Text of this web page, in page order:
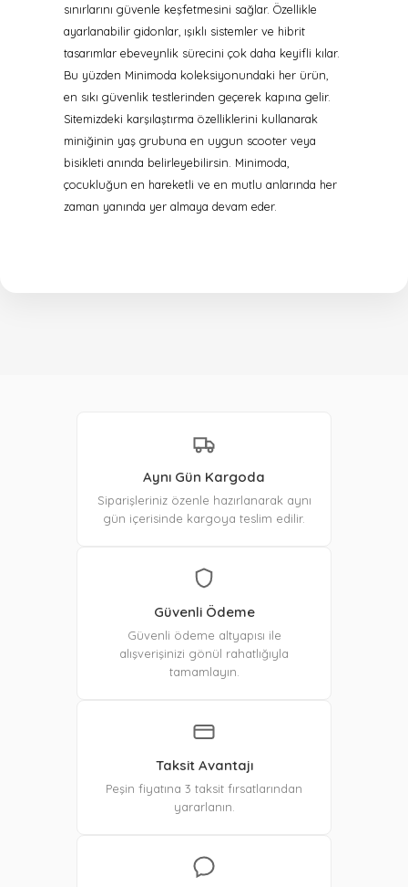
sınırlarını güvenle keşfetmesini sağlar. Özellikle
ayarlanabilir gidonlar, ışıklı sistemler ve hibrit
tasarımlar ebeveynlik sürecini çok daha keyifli kılar.
Bu yüzden Minimoda koleksiyonundaki her ürün,
en sıkı güvenlik testlerinden geçerek kapına gelir.
Sitemizdeki karşılaştırma özelliklerini kullanarak
miniğinin yaş grubuna en uygun scooter veya
bisikleti anında belirleyebilirsin. Minimoda,
çocukluğun en hareketli ve en mutlu anlarında her
zaman yanında yer almaya devam eder.
Aynı Gün Kargoda
Siparişleriniz özenle hazırlanarak aynı
gün içerisinde kargoya teslim edilir.
Güvenli Ödeme
Güvenli ödeme altyapısı ile
alışverişinizi gönül rahatlığıyla
tamamlayın.
Taksit Avantajı
Peşin fiyatına 3 taksit fırsatlarından
yararlanın.